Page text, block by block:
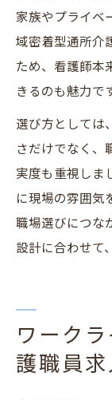
家族やプライベ
域密着型通所介
ため、看護師本
きるのも魅力で
選び方としては
さだけでなく、
実度も重視しま
に現場の雰囲気
職場選びにつな
設計に合わせて
ワーク
護職員求